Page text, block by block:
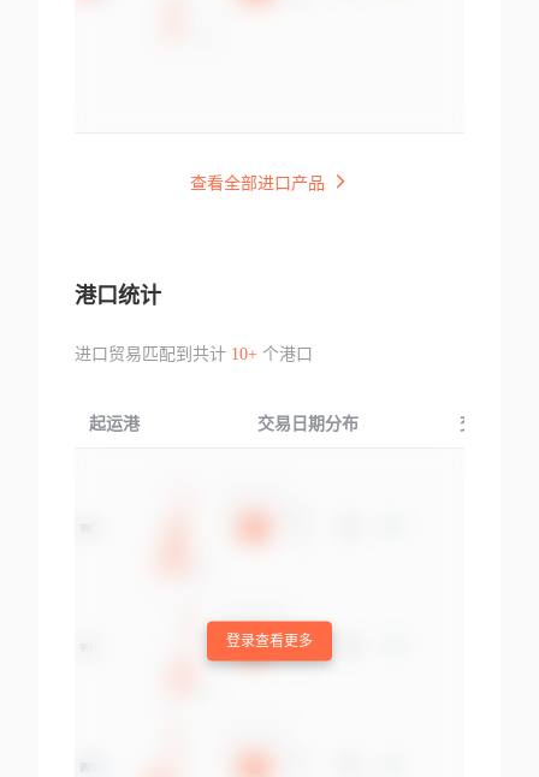
查看全部进口产品
港口统计
进口贸易匹配到共计 10+个港口
起运港 交易日期分布 交易产品
登录查看更多